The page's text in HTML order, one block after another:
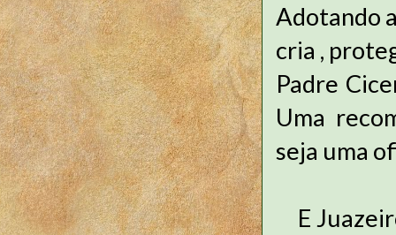
Adotando
cria ,
Padre
Uma
seja uma
E